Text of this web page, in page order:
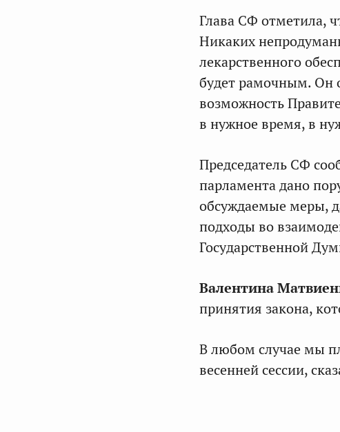
Глава СФ отметила,
Никаких
лекарственного
будет рамочным. Он
возможность
в нужное время, в
Председатель СФ
парламента дано
обсуждаемые меры,
подходы во
Государственной
Валентина
принятия закона,
В любом случае мы
весенней сессии,